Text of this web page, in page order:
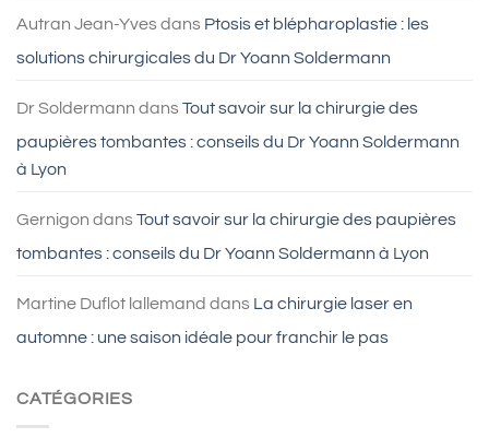
Autran Jean-Yves dans Ptosis et blépharoplastie : les
solutions chirurgicales du Dr Yoann Soldermann
Dr Soldermann dans Tout savoir sur la chirurgie des
paupières tombantes : conseils du Dr Yoann Soldermann
à Lyon
Gernigon dans Tout savoir sur la chirurgie des paupières
tombantes : conseils du Dr Yoann Soldermann à Lyon
Martine Duflot lallemand dans La chirurgie laser en
automne : une saison idéale pour franchir le pas
CATÉGORIES